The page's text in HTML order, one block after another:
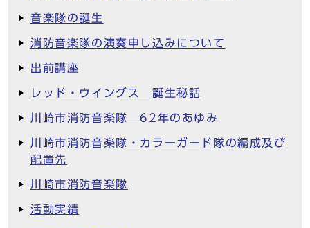
音楽隊の誕生
消防音楽隊の演奏申し込みについて
出前講座
レッド・ウイングス 誕生秘話
川崎市消防音楽隊 62年のあゆみ
川崎市消防音楽隊・カラーガード隊の編成及び
配置先
川崎市消防音楽隊
活動実績